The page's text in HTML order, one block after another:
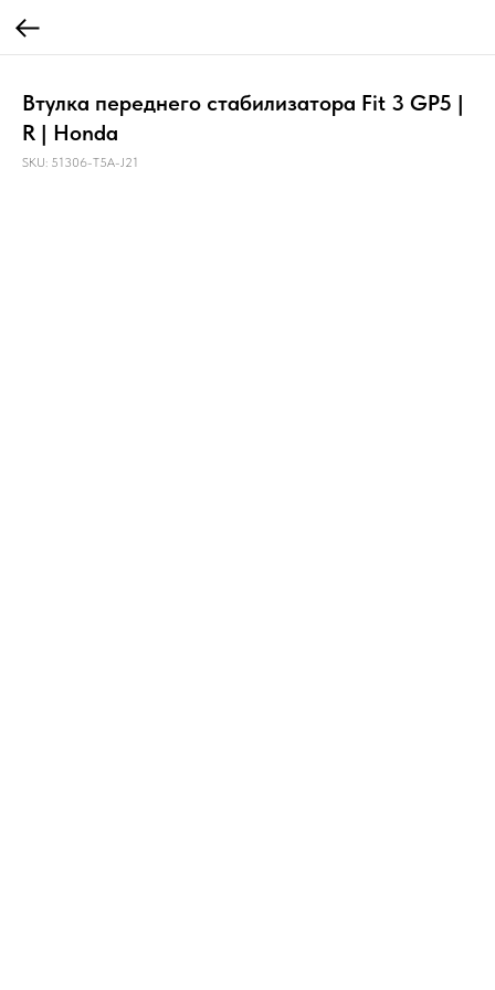
Втулка переднего стабилизатора Fit 3 GP5 |
R | Honda
SKU: 51306-T5A-J21